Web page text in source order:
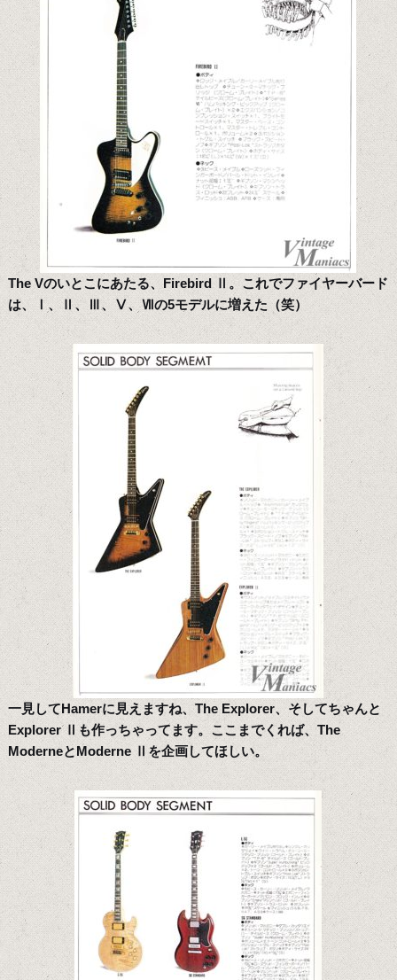
The Vのいとこにあたる、Firebird Ⅱ。これでファイヤーバード
は、Ⅰ、Ⅱ、Ⅲ、Ⅴ、Ⅶの5モデルに増えた（笑）
一見してHamerに見えますね、The Explorer、そしてちゃんと
Explorer Ⅱも作っちゃってます。ここまでくれば、The
ModerneとModerne Ⅱを企画してほしい。